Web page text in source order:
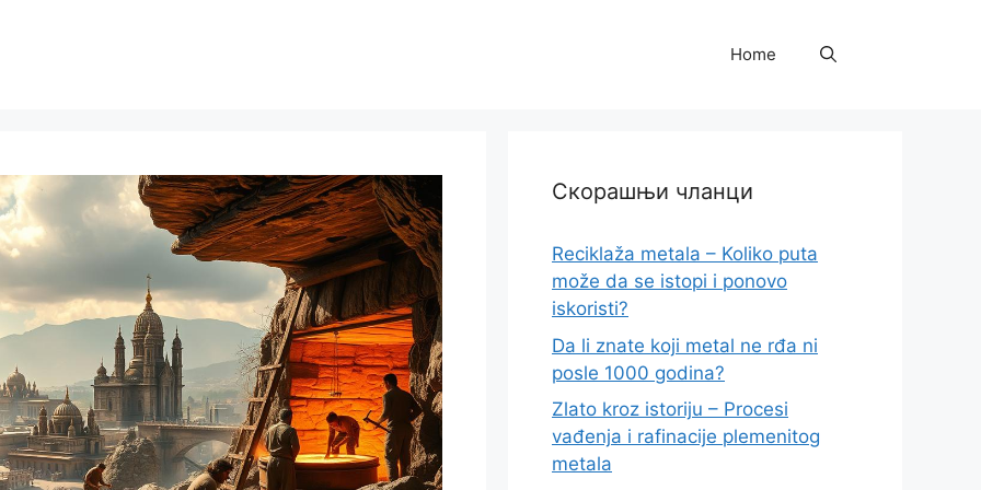
Home
Скорашњи чланци
Reciklaža metala – Koliko puta
može da se istopi i ponovo
iskoristi?
Da li znate koji metal ne rđa ni
posle 1000 godina?
Zlato kroz istoriju – Procesi
vađenja i rafinacije plemenitog
metala